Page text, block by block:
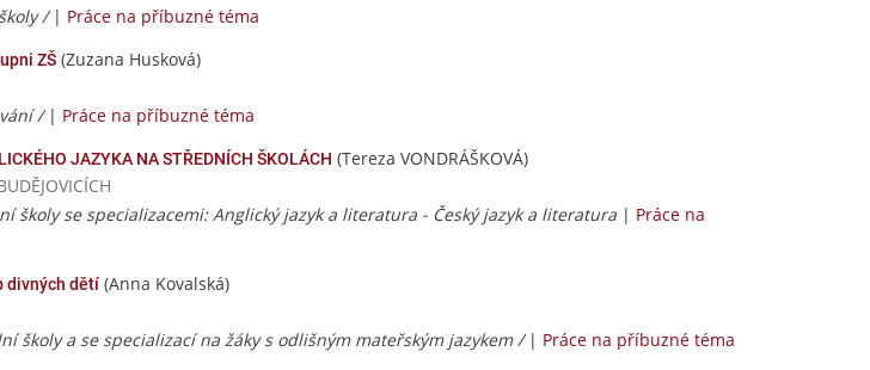
/ | Práce na příbuzné téma
ZŠ (Zuzana Husková)
/ | Práce na příbuzné téma
JAZYKA NA STŘEDNÍCH ŠKOLÁCH (Tereza VONDRÁŠKOVÁ)
školy se specializacemi: Anglický jazyk a literatura - Český jazyk a literatura | Práce na
divných dětí (Anna Kovalská)
školy a se specializací na žáky s odlišným mateřským jazykem / | Práce na příbuzné téma